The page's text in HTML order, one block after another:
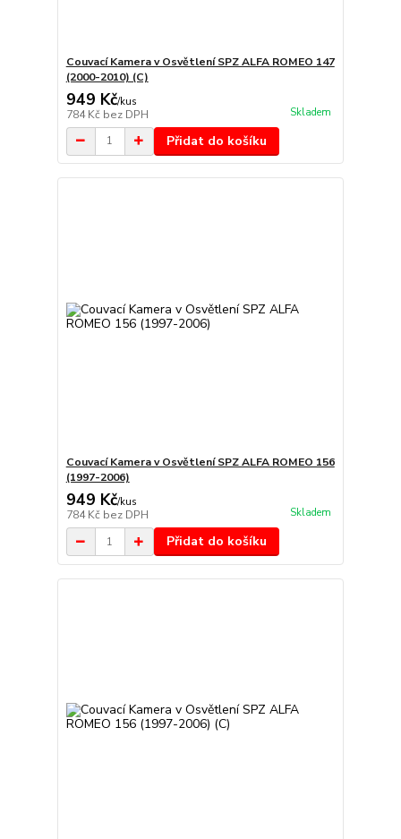
Couvací Kamera v Osvětlení SPZ ALFA ROMEO 147
(2000-2010) (C)
949 Kč/kus
784 Kč bez DPH Skladem
Přidat do košíku
Couvací Kamera v Osvětlení SPZ ALFA ROMEO 156
(1997-2006)
949 Kč/kus
784 Kč bez DPH Skladem
Přidat do košíku